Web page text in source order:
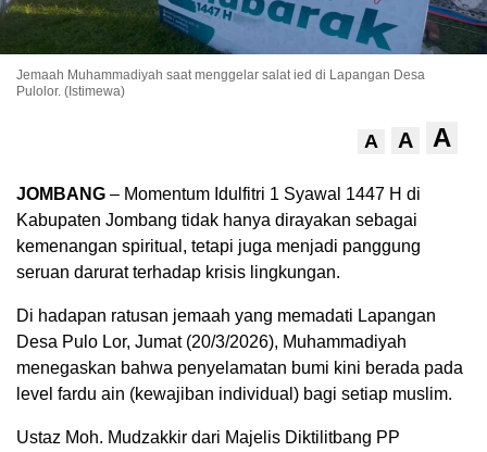
Jemaah Muhammadiyah saat menggelar salat ied di Lapangan Desa
Pulolor. (Istimewa)
A A A
JOMBANG – Momentum Idulfitri 1 Syawal 1447 H di
Kabupaten Jombang tidak hanya dirayakan sebagai
kemenangan spiritual, tetapi juga menjadi panggung
seruan darurat terhadap krisis lingkungan.
Di hadapan ratusan jemaah yang memadati Lapangan
Desa Pulo Lor, Jumat (20/3/2026), Muhammadiyah
menegaskan bahwa penyelamatan bumi kini berada pada
level fardu ain (kewajiban individual) bagi setiap muslim.
Ustaz Moh. Mudzakkir dari Majelis Diktilitbang PP